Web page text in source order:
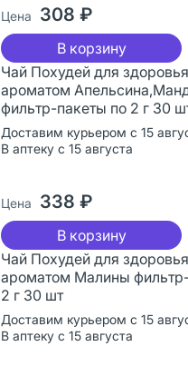
Цена 308 ₽
В корзину
Чай Похудей для
ароматом
фильтр-пакеты по 2 г 30
Доставим курьером с 15
В аптеку с 15 августа
Цена 338 ₽
В корзину
Чай Похудей для
ароматом Малины
2 г 30 шт
Доставим курьером с 15
В аптеку с 15 августа